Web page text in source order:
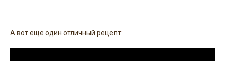
А вот еще один отличный рецепт: